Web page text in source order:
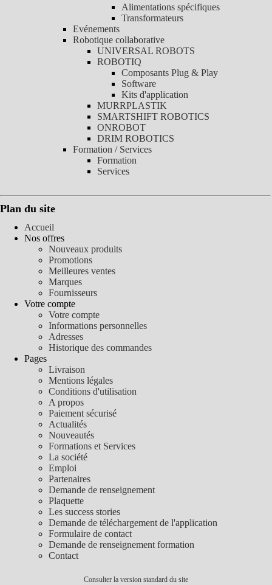
Alimentations spécifiques
Transformateurs
Evénements
Robotique collaborative
UNIVERSAL ROBOTS
ROBOTIQ
Composants Plug & Play
Software
Kits d'application
MURRPLASTIK
SMARTSHIFT ROBOTICS
ONROBOT
DRIM ROBOTICS
Formation / Services
Formation
Services
Plan du site
Accueil
Nos offres
Nouveaux produits
Promotions
Meilleures ventes
Marques
Fournisseurs
Votre compte
Votre compte
Informations personnelles
Adresses
Historique des commandes
Pages
Livraison
Mentions légales
Conditions d'utilisation
A propos
Paiement sécurisé
Actualités
Nouveautés
Formations et Services
La société
Emploi
Partenaires
Demande de renseignement
Plaquette
Les success stories
Demande de téléchargement de l'application
Formulaire de contact
Demande de renseignement formation
Contact
Consulter la version standard du site